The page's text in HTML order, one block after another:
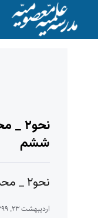
ششم
نحو۲ _ محمود چرامی _ جلسه سی و ششم
اردیبهشت ۲۳, ۱۳۹۹